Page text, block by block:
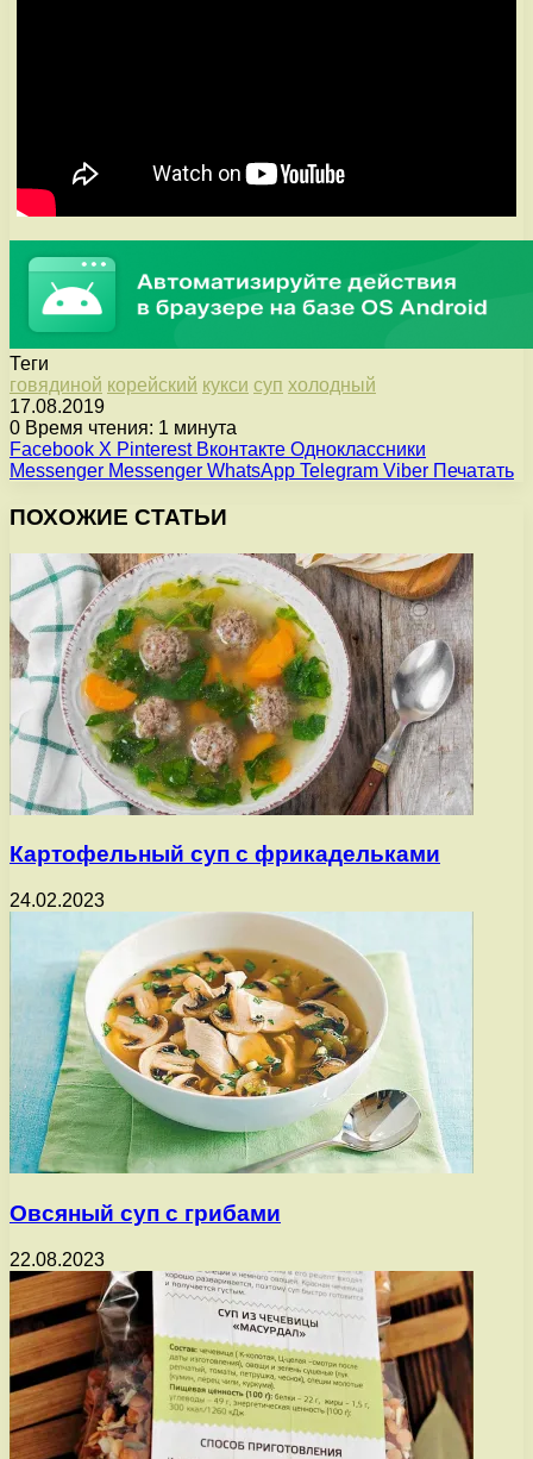
Теги
говядиной корейский кукси суп холодный
17.08.2019
0 Время чтения: 1 минута
Facebook X Pinterest Вконтакте Одноклассники
Messenger Messenger WhatsApp Telegram Viber Печатать
ПОХОЖИЕ СТАТЬИ
Картофельный суп с фрикадельками
24.02.2023
Овсяный суп с грибами
22.08.2023